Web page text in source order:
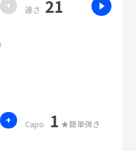
+ 速さ 21
+ Capo 1 ★簡単弾き